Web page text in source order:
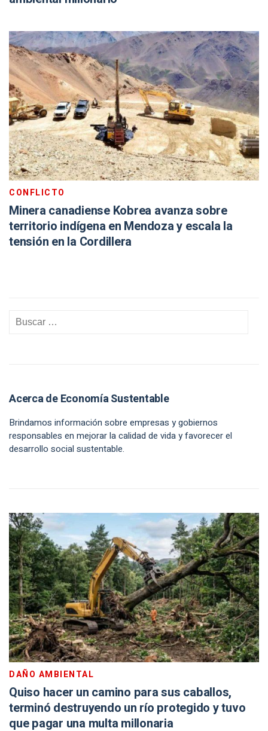
CONFLICTO
Minera canadiense Kobrea avanza sobre
territorio indígena en Mendoza y escala la
tensión en la Cordillera
Acerca de Economía Sustentable
Brindamos información sobre empresas y gobiernos
responsables en mejorar la calidad de vida y favorecer el
desarrollo social sustentable.
DAÑO AMBIENTAL
Quiso hacer un camino para sus caballos,
terminó destruyendo un río protegido y tuvo
que pagar una multa millonaria